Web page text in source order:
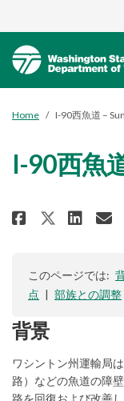
You are here:
Home I-90西魚道 –
I-90西魚
Share I-
Share
このページでは:
点 | 部族との調整
背景
ワシントン州運輸局
路）などの魚道の障